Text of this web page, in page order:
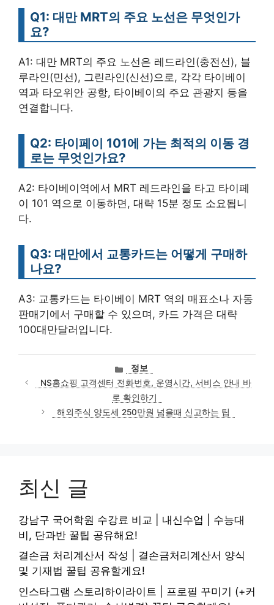
Q1: 대만 MRT의 주요 노선은 무엇인가
요?
A1: 대만 MRT의 주요 노선은 레드라인(충전선), 블
루라인(민선), 그린라인(신선)으로, 각각 타이베이
역과 타오위안 공항, 타이베이의 주요 관광지 등을
연결합니다.
Q2: 타이페이 101에 가는 최적의 이동 경
로는 무엇인가요?
A2: 타이베이역에서 MRT 레드라인을 타고 타이페
이 101 역으로 이동하면, 대략 15분 정도 소요됩니
다.
Q3: 대만에서 교통카드는 어떻게 구매하
나요?
A3: 교통카드는 타이베이 MRT 역의 매표소나 자동
판매기에서 구매할 수 있으며, 카드 가격은 대략
100대만달러입니다.
카
테
고
리
정보
NS홈쇼핑 고객센터 전화번호, 운영시간, 서비스 안내 바
로 확인하기
해외주식 양도세 250만원 넘을때 신고하는 팁
최신 글
강남구 국어학원 수강료 비교 | 내신수업 | 수능대
비, 단과반 꿀팁 공유해요!
결손금 처리계산서 작성 | 결손금처리계산서 양식
및 기재법 꿀팁 공유할게요!
인스타그램 스토리하이라이트 | 프로필 꾸미기 (+커